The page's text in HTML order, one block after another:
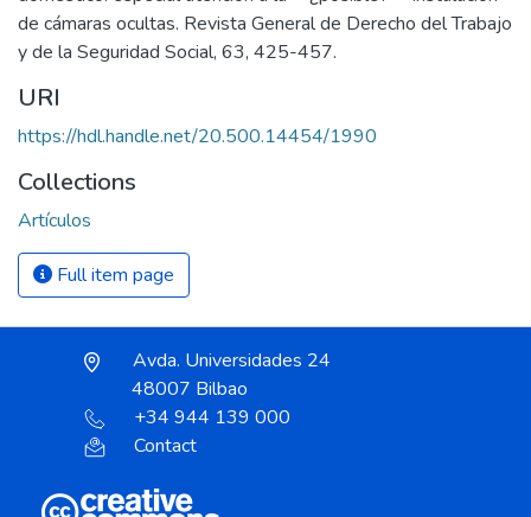
de cámaras ocultas. Revista General de Derecho del Trabajo
y de la Seguridad Social, 63, 425-457.
URI
https://hdl.handle.net/20.500.14454/1990
Collections
Artículos
Full item page
Avda. Universidades 24
48007 Bilbao
+34 944 139 000
Contact